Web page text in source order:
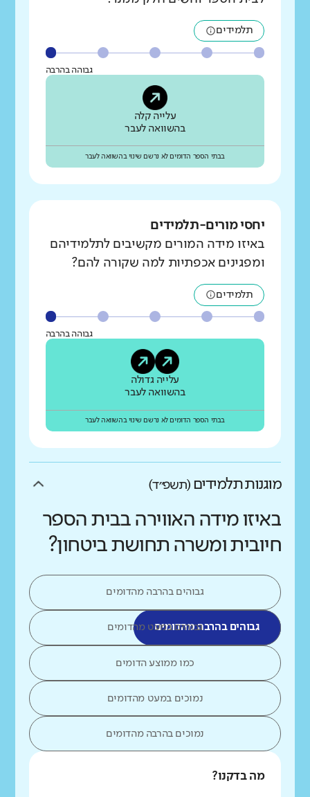
תלמידים
גבוהה בהרבה
עלייה קלה
בהשוואה לעבר
בבתי הספר הדומים לא נרשם שינוי בהשוואה לעבר
יחסי מורים-תלמידים
באיזו מידה המורים מקשיבים לתלמידיהם
ומפגינים אכפתיות למה שקורה להם?
תלמידים
גבוהה בהרבה
עלייה גדולה
בהשוואה לעבר
בבתי הספר הדומים לא נרשם שינוי בהשוואה לעבר
מוגנות תלמידים (תשפ״ד)
באיזו מידה האווירה בבית הספר
חיובית ומשרה תחושת ביטחון?
גבוהים בהרבה מהדומים
גבוהים בהרבה מהדומיםגבוהים במעט מהדומים
כמו ממוצע הדומים
נמוכים במעט מהדומים
נמוכים בהרבה מהדומים
מה בדקנו?